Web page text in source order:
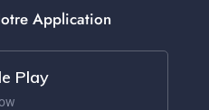
Application
Play